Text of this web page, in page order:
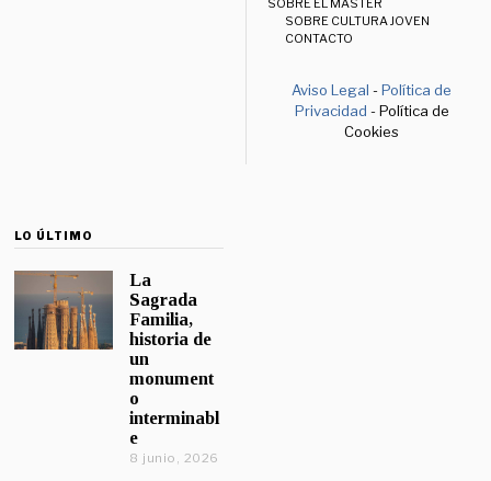
SOBRE CULTURA JOVEN
CONTACTO
Aviso Legal -Política de
Privacidad - Política de
Cookies
LO ÚLTIMO
La
Sagrada
Familia,
historia de
un
monument
o
interminabl
e
8 junio, 2026